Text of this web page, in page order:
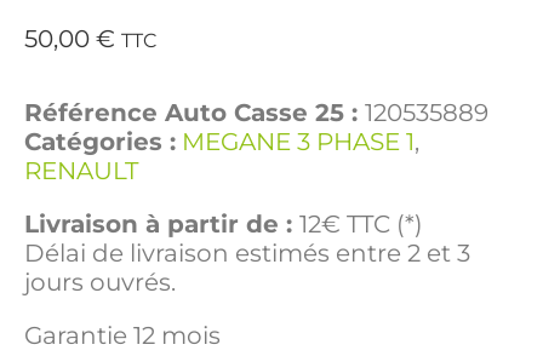
50,00 € TTC
Référence Auto Casse 25 : 120535889
Catégories : MEGANE 3 PHASE 1,
RENAULT
Livraison à partir de : 12€ TTC (*)
Délai de livraison estimés entre 2 et 3
jours ouvrés.
Garantie 12 mois